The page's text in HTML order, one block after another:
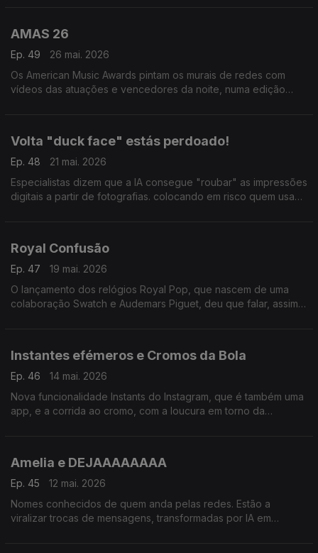
AMAS 26
Ep. 49
26 mai. 2026
Os American Music Awards pintam os murais de redes com
vídeos das atuações e vencedores da noite, numa edição
Volta "duck face" estás perdoado!
Ep. 48
21 mai. 2026
Especialistas dizem que a IA consegue "roubar" as impressões
digitais a partir de fotografias. colocando em risco quem usa
Royal Confusão
Ep. 47
19 mai. 2026
O lançamento dos relógios Royal Pop, que nascem de uma
colaboração Swatch e Audemars Piguet, deu que falar, assim
Instantes efémeros e Cromos da Bola
Ep. 46
14 mai. 2026
Nova funcionalidade Instants do Instagram, que é também uma
app, e a corrida ao cromo, com a loucura em torno da
Amelia e DEJAAAAAAAA
Ep. 45
12 mai. 2026
Nomes conhecidos de quem anda pelas redes. Estão a
viralizar trocas de mensagens, transformadas por IA em